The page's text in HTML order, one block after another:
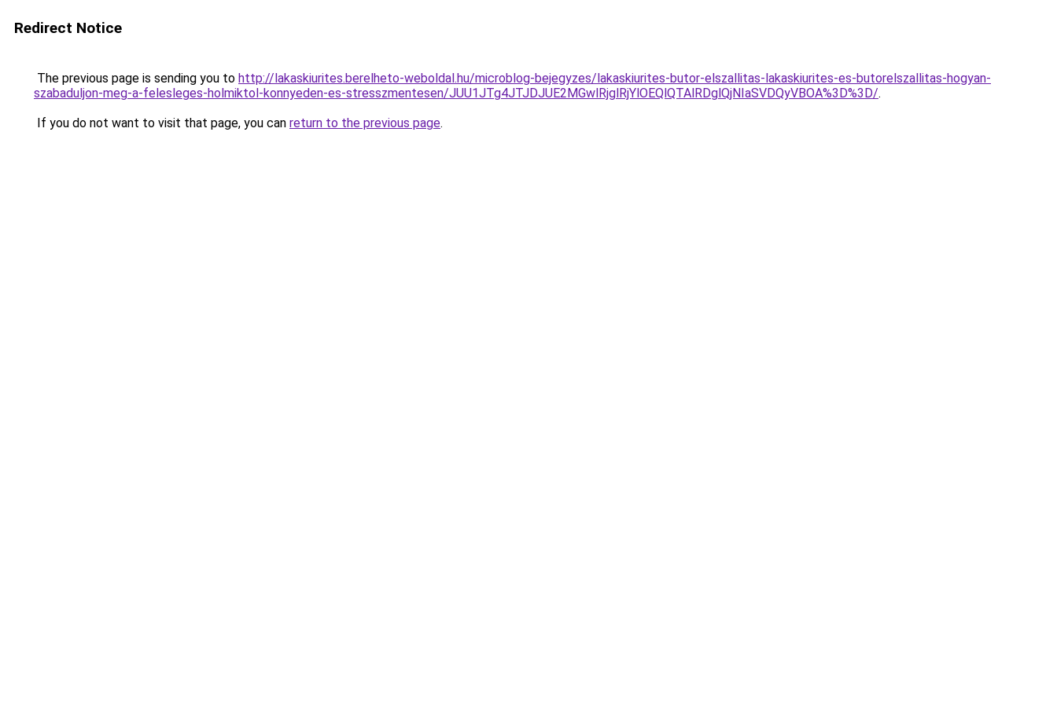
Redirect Notice
The previous page is sending you to http://lakaskiurites.berelheto-weboldal.hu/microblog-bejegyzes/lakaskiurites-butor-elszallitas-lakaskiurites-es-butorelszallitas-hogyan-
szabaduljon-meg-a-felesleges-holmiktol-konnyeden-es-stresszmentesen/JUU1JTg4JTJDJUE2MGwlRjglRjYlOEQlQTAlRDglQjNIaSVDQyVBOA%3D%3D/.
If you do not want to visit that page, you can return to the previous page.